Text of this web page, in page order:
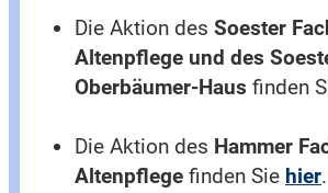
Die Aktion des Soester
Altenpflege und des
Oberbäumer-Haus finden
Die Aktion des Hammer
Altenpflege finden Sie hier.